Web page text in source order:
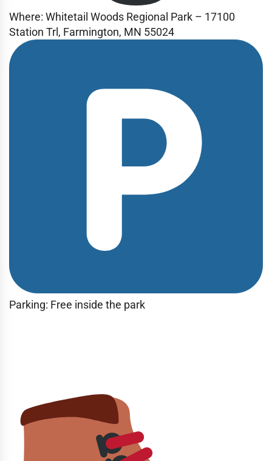
Where: Whitetail Woods Regional Park – 17100
Station Trl, Farmington, MN 55024
Parking: Free inside the park